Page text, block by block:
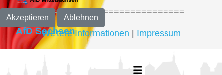
===============================
AfD Sachsen
Akzeptieren Ablehnen
Weitere Informationen Impressum